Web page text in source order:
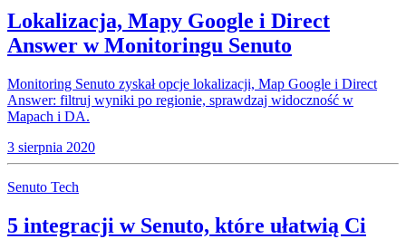
Lokalizacja, Mapy Google i Direct
Answer w Monitoringu Senuto
Monitoring Senuto zyskał opcje lokalizacji, Map Google i Direct
Answer: filtruj wyniki po regionie, sprawdzaj widoczność w
Mapach i DA.
3 sierpnia 2020
Senuto Tech
5 integracji w Senuto, które ułatwią Ci